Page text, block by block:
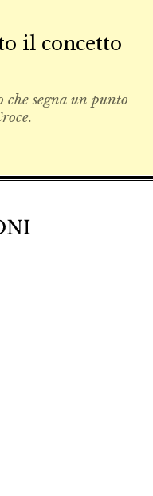
il concetto
che segna un punto